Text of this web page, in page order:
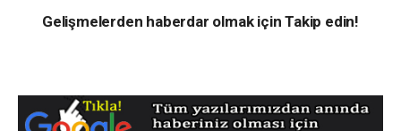
Gelişmelerden haberdar olmak için Takip edin!